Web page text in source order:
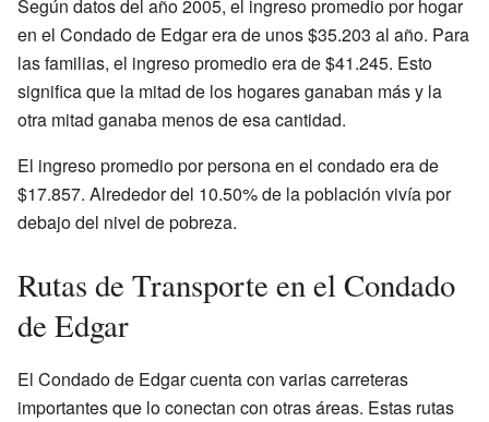
Según datos del año 2005, el ingreso promedio por hogar
en el Condado de Edgar era de unos $35.203 al año. Para
las familias, el ingreso promedio era de $41.245. Esto
significa que la mitad de los hogares ganaban más y la
otra mitad ganaba menos de esa cantidad.
El ingreso promedio por persona en el condado era de
$17.857. Alrededor del 10.50% de la población vivía por
debajo del nivel de pobreza.
Rutas de Transporte en el Condado
de Edgar
El Condado de Edgar cuenta con varias carreteras
importantes que lo conectan con otras áreas. Estas rutas